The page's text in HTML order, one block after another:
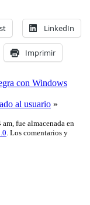
LinkedIn
Imprimir
con Windows
al usuario »
fue almacenada en
. Los comentarios y